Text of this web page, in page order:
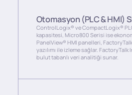
Otomasyon (PLC & HMI)
ControlLogix® ve CompactLogix®
kapasitesi, Micro800 Serisi ise
PanelView® HMI panelleri,
yazılımı ile izleme sağlar.
bulut tabanlı veri analitiği sunar.